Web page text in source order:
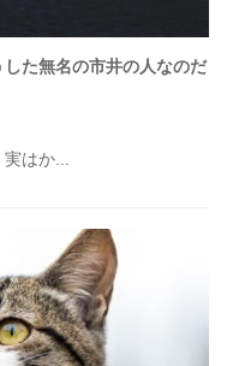
た無名の市井の人なのだ
実はか...